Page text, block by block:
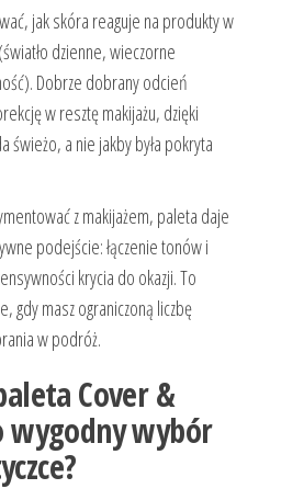
jak skóra reaguje na produkty w
dzienne, wieczorne
Dobrze dobrany odcień
w resztę makijażu, dzięki
świeżo, a nie jakby była pokryta
z makijażem, paleta daje
podejście: łączenie tonów i
krycia do okazji. To
gdy masz ograniczoną liczbę
w podróż.
Cover &
wygodny wybór